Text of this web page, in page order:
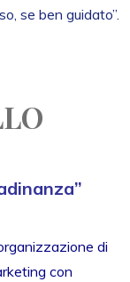
se ben guidato”.
di
con